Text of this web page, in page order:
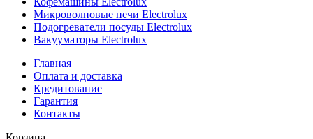
Микроволновые печи Electrolux
Подогреватели посуды Electrolux
Вакууматоры Electrolux
Главная
Оплата и доставка
Кредитование
Гарантия
Контакты